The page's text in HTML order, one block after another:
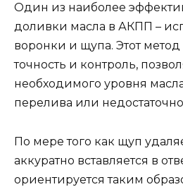
Один из наиболее
доливки масла в АКПП –
воронки и щупа. Этот метод
точность и контроль,
необходимого уровня
перелива или
По мере того как щуп
аккуратно вставляется в
ориентируется таким